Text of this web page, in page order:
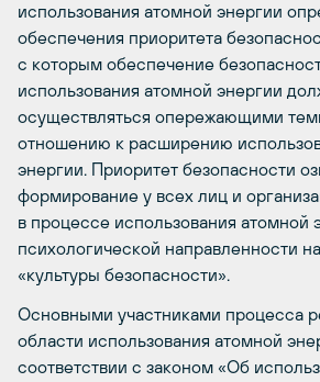
использования атомной энергии
обеспечения приоритета
с которым обеспечение
использования атомной энергии
осуществляться опережающими
отношению к расширению
энергии. Приоритет безопасности
формирование у всех лиц и
в процессе использования атомной
психологической направленности
«культуры безопасности».
Основными участниками процесса
области использования атомной
соответствии с законом «Об